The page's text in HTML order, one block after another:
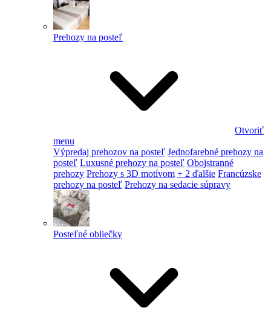
Prehozy na posteľ
Otvoriť
menu
Výpredaj prehozov na posteľ Jednofarebné prehozy na
posteľ Luxusné prehozy na posteľ Obojstranné
prehozy Prehozy s 3D motívom + 2 ďalšie Francúzske
prehozy na posteľ Prehozy na sedacie súpravy
Posteľné obliečky